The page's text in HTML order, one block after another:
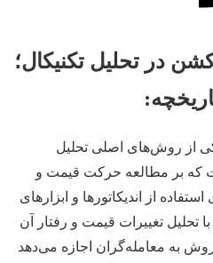
در تحلیل تکنیکال؛
از روش‌های اصلی تحلیل
که بر مطالعه حرکت قیمت و
از اندیکاتورها و ابزارهای
تحلیل تغییرات قیمت و رفتار آن
روش به معامله‌گران اجازه می‌دهد